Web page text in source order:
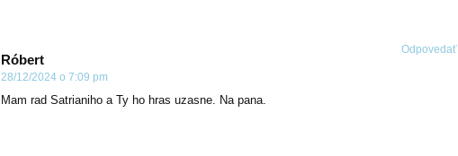
Róbert
28/12/2024 o 7:09 pm
Mam rad Satrianiho a Ty ho hras uzasne. Na pana.
Odpovedať